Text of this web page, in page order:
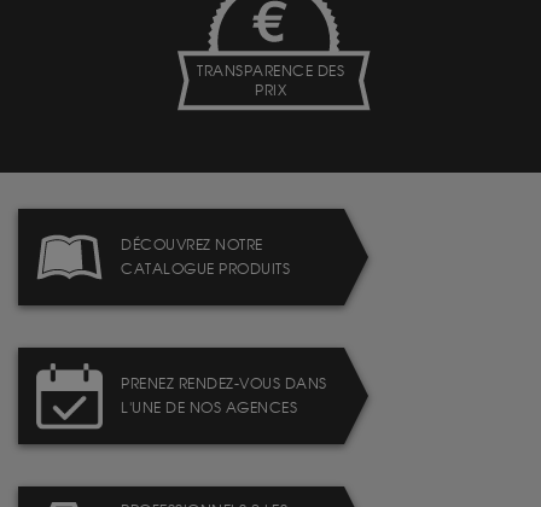
TRANSPARENCE DES
PRIX
DÉCOUVREZ NOTRE
CATALOGUE PRODUITS
PRENEZ RENDEZ-VOUS DANS
L'UNE DE NOS AGENCES